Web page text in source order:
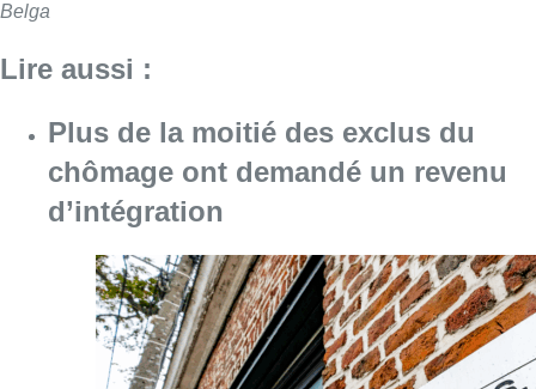
Belga
Lire aussi :
Plus de la moitié des exclus du
chômage ont demandé un revenu
d’intégration